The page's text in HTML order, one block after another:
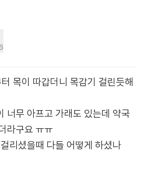
목이 따갑더니 목감기 걸린듯해
너무 아프고 가래도 있는데 약국
라구요 ㅠㅠ
리셨을때 다들 어떻게 하셨나